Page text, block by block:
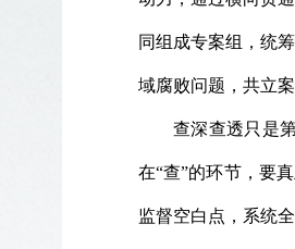
同组成专案组，统
域腐败问题，共立
查深查透只是
在“查”的环节，要
监督空白点，系统